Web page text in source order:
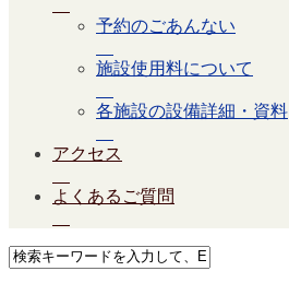
予約のごあんない
施設使用料について
各施設の設備詳細・資料
アクセス
よくあるご質問